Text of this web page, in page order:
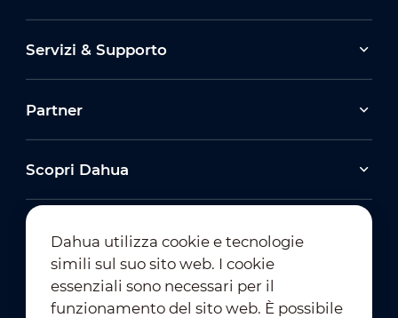
Servizi & Supporto
Partner
Scopri Dahua
Iscrizione alla Newsletter
Dahua utilizza cookie e tecnologie
simili sul suo sito web. I cookie
essenziali sono necessari per il
funzionamento del sito web. È possibile